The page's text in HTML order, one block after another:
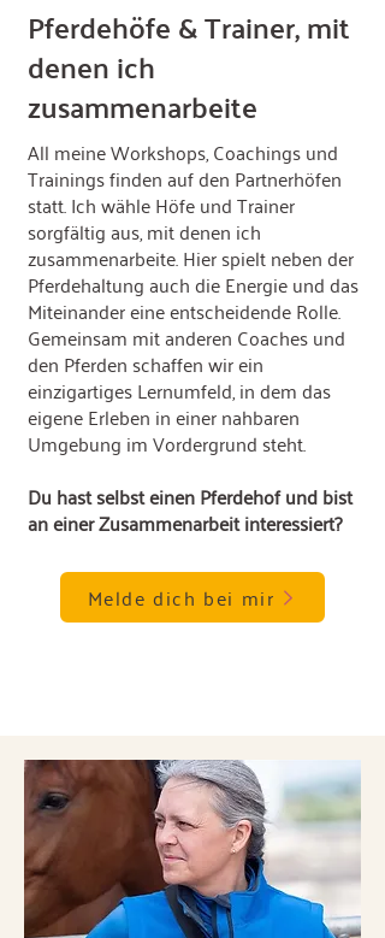
Pferdehöfe & Trainer, mit
denen ich
zusammenarbeite
All meine Workshops, Coachings und
Trainings finden auf den Partnerhöfen
statt. Ich wähle Höfe und Trainer
sorgfältig aus, mit denen ich
zusammenarbeite. Hier spielt neben der
Pferdehaltung auch die Energie und das
Miteinander eine entscheidende Rolle.
Gemeinsam mit anderen Coaches und
den Pferden schaffen wir ein
einzigartiges Lernumfeld, in dem das
eigene Erleben in einer nahbaren
Umgebung im Vordergrund steht.
Du hast selbst einen Pferdehof und bist
an einer Zusammenarbeit interessiert?
Melde dich bei mir